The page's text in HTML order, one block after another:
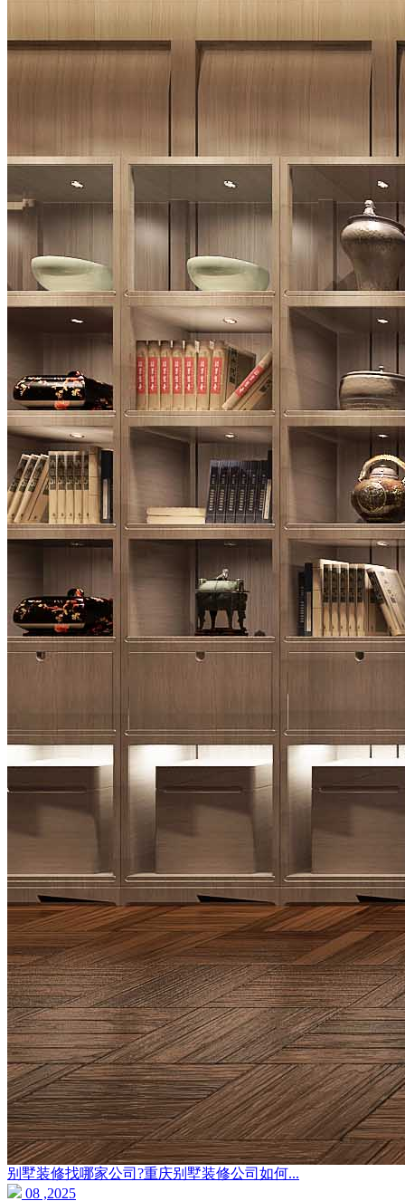
别墅装修找哪家公司?重庆别墅装修公司如何...
08 ,2025